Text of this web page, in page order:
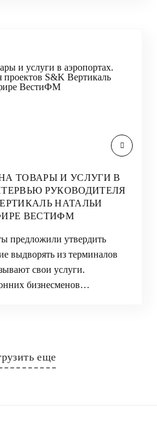
ТОВАРЫ И УСЛУГИ В
РУКОВОДИТЕЛЯ
НАТАЛЬИ
ВЕСТИФМ
предложили утвердить
выдворять из терминалов
свои услуги.
бизнесменов…
еще